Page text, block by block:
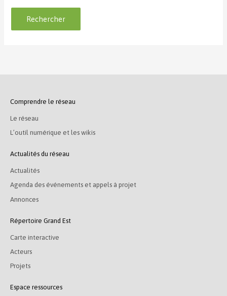
Comprendre le réseau
Le réseau
L’outil numérique et les wikis
Actualités du réseau
Actualités
Agenda des événements et appels à projet
Annonces
Répertoire Grand Est
Carte interactive
Acteurs
Projets
Espace ressources